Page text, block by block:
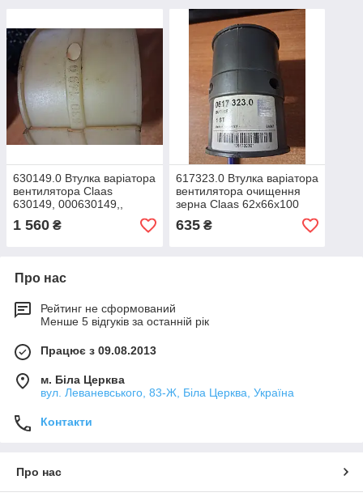
630149.0 Втулка варіатора
вентилятора Claas
630149, 000630149,,
0006301490, 6301490
1 560 ₴
617323.0 Втулка варіатора
вентилятора очищення
зерна Claas 62х66х100
000617323.0
635₴
Про нас
Рейтинг не сформований
Менше 5 відгуків за останній рік
Працює з 09.08.2013
м. Біла Церква
вул. Леваневського, 83-Ж, Біла Церква, Україна
Контакти
Про нас